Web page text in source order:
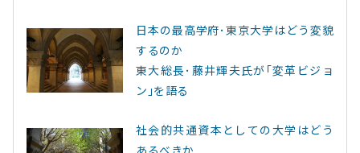
日本の最高学府･東京大学はどう変貌
するのか
東大総長･藤井輝夫氏が｢変革ビジョ
ン｣を語る
社会的共通資本としての大学はどう